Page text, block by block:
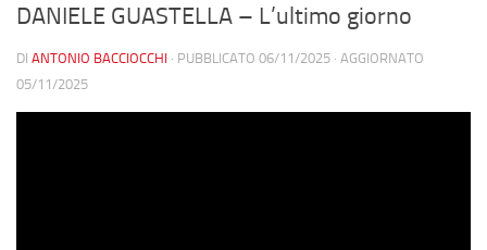
DANIELE GUASTELLA – L’ultimo giorno
DI ANTONIO BACCIOCCHI · PUBBLICATO 06/11/2025 · AGGIORNATO
05/11/2025